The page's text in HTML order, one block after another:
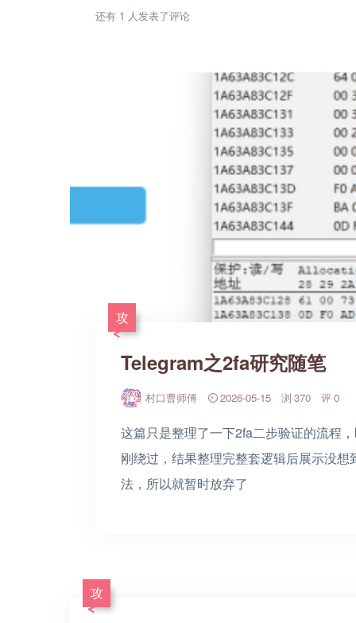
还有 1 人发表了评论
攻
Telegram之2fa研究随笔
村口曹师傅 2026-05-15 370 0
这篇只是整理了一下2fa二步验证的流程
刚绕过，结果整理完整套逻辑后展示没想
法，所以就暂时放弃了
攻